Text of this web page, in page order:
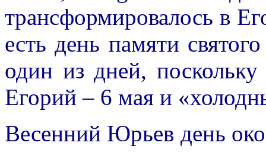
трансформировалось в
есть день памяти
один из дней,
Егорий – 6 мая и
Весенний Юрьев день